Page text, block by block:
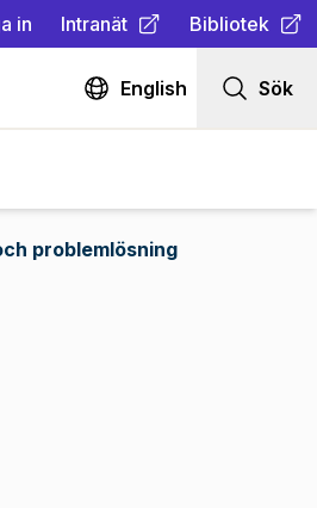
in Intranät
(Öppnas i ny flik)
Bibliotek
(Öppnas i ny
English Sök
problemlösning